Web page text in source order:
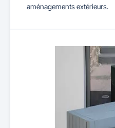
aménagements extérieurs.